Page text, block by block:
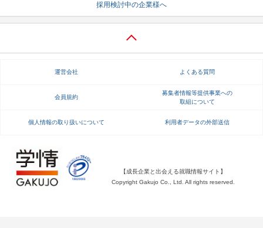
就活ノウハウが満載！ お役立ち記事・相談室など
就活ニュースペーパー よくある質問
不明点があればこちら
採用検討中の企業様へ
運営会社 よくある質問
会員規約
募集者情報等提供事業への
取組について
個人情報の取り扱いについて 利用者データの外部送信
【成長企業と出会える就職情報サイト】
Copyright Gakujo Co., Ltd. All rights reserved.